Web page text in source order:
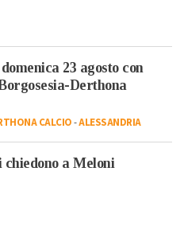
23 agosto con
Derthona
CALCIO-ALESSANDRIA
a Meloni